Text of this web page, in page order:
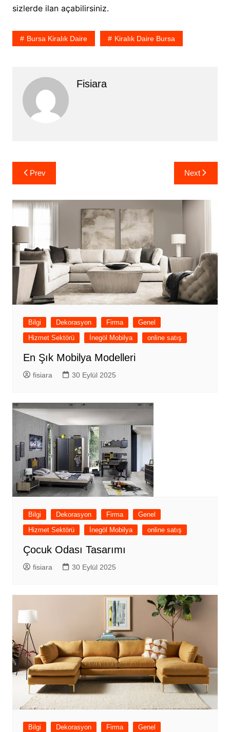
sizlerde ilan açabilirsiniz.
Bursa Kiralık Daire Kiralık Daire Bursa
Fisiara
Yazı
gezinmesi
Prev Next
Bilgi Dekorasyon Firma
Genel
Hizmet Sektörü
İnegöl Mobilya online satış
En Şık Mobilya Modelleri
fisiara 30 Eylül 2025
Bilgi Dekorasyon Firma
Genel
Hizmet Sektörü
İnegöl Mobilya online satış
Çocuk Odası Tasarımı
fisiara 30 Eylül 2025
Bilgi Dekorasyon Firma
Genel